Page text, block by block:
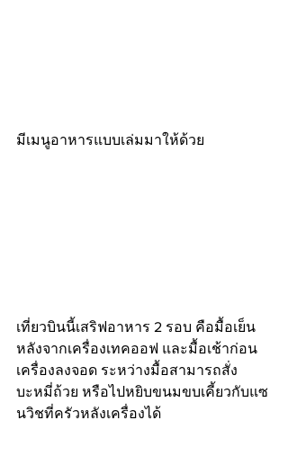
มีเมนูอาหารแบบเล่มมาให้ด้วย
เที่ยวบินนี้เสริฟอาหาร 2 รอบ คือมื้อเย็น
หลังจากเครื่องเทคออฟ และมื้อเช้าก่อน
เครื่องลงจอด ระหว่างมื้อสามารถสั่ง
บะหมี่ถ้วย หรือไปหยิบขนมขบเคี้ยวกับแซ
นวิชที่ครัวหลังเครื่องได้